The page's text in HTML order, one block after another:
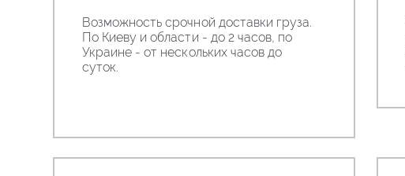
Возможность срочной доставки груза.
По Киеву и области - до 2 часов, по
Украине - от нескольких часов до
суток.